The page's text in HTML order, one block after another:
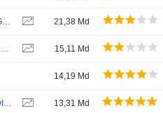
CHINA MERCHANTS ENERGY SHIPPING CO., LTD. 21,38 Md
NIPPON YUSEN KABUSHIKI KAISHA 15,11 Md
14,19 Md
SITC INTERNATIONAL HOLDINGS COMPANY LIMITED 13,31 Md